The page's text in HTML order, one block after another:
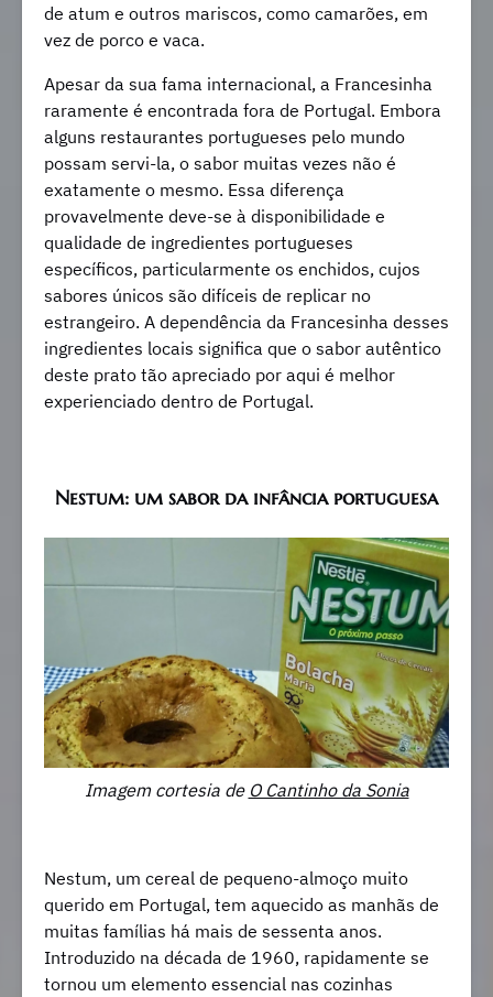
de atum e outros mariscos, como camarões, em
vez de porco e vaca.
Apesar da sua fama internacional, a Francesinha
raramente é encontrada fora de Portugal. Embora
alguns restaurantes portugueses pelo mundo
possam servi-la, o sabor muitas vezes não é
exatamente o mesmo. Essa diferença
provavelmente deve-se à disponibilidade e
qualidade de ingredientes portugueses
específicos, particularmente os enchidos, cujos
sabores únicos são difíceis de replicar no
estrangeiro. A dependência da Francesinha desses
ingredientes locais significa que o sabor autêntico
deste prato tão apreciado por aqui é melhor
experienciado dentro de Portugal.
Nestum: um sabor da infância portuguesa
Imagem cortesia de O Cantinho da Sonia
Nestum, um cereal de pequeno-almoço muito
querido em Portugal, tem aquecido as manhãs de
muitas famílias há mais de sessenta anos.
Introduzido na década de 1960, rapidamente se
tornou um elemento essencial nas cozinhas